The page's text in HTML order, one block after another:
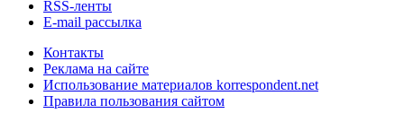
RSS-ленты
E-mail рассылка
Контакты
Реклама на сайте
Использование материалов korrespondent.net
Правила пользования сайтом